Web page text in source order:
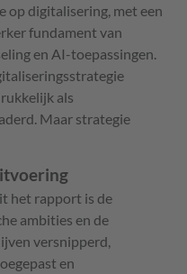
op digitalisering, met een
fundament van
en AI-toepassingen.
als
Maar strategie
het rapport is de
ambities en de
versnipperd,
en